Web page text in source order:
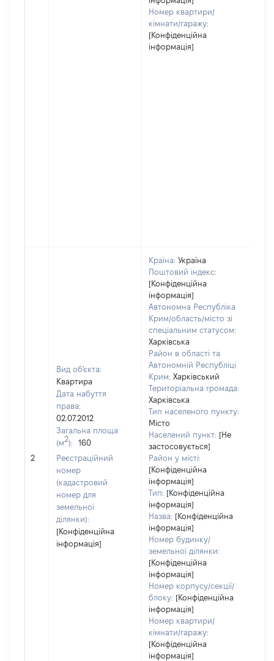
Номер квартири/
кімнати/гаражу:
[Конфіденційна
інформація]
2
Вид об'єкта:
Квартира
Дата набуття
права:
02.07.2012
Загальна площа
(м2):
160
Реєстраційний
номер
(кадастровий
номер для
земельної
ділянки):
[Конфіденційна
інформація]
Країна: Україна
Поштовий індекс:
[Конфіденційна
інформація]
Автономна Республіка
Крим/область/місто зі
спеціальним статусом:
Харківська
Район в області та
Автономній Республіці
Крим: Харківський
Територіальна громада:
Харківська
Тип населеного пункту:
Місто
Населений пункт: [Не
застосовується]
Район у місті:
[Конфіденційна
інформація]
Тип: [Конфіденційна
інформація]
Назва: [Конфіденційна
інформація]
Номер будинку/
земельної ділянки:
[Конфіденційна
інформація]
Номер корпусу/секції/
блоку: [Конфіденційна
інформація]
Номер квартири/
кімнати/гаражу:
[Конфіденційна
інформація]